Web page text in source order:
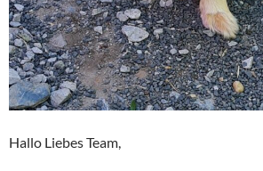
Hallo Liebes Team,